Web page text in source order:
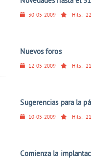
30-05-2009 Hits:
Nuevos foros
12-05-2009 Hits:
Sugerencias para la
10-05-2009 Hits:
Comienza la